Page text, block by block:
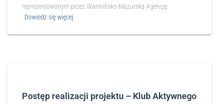
reprezentowanym przez Warmińsko-Mazurską Agencję
Dowiedz się więcej
Postęp realizacji projektu – Klub Aktywnego